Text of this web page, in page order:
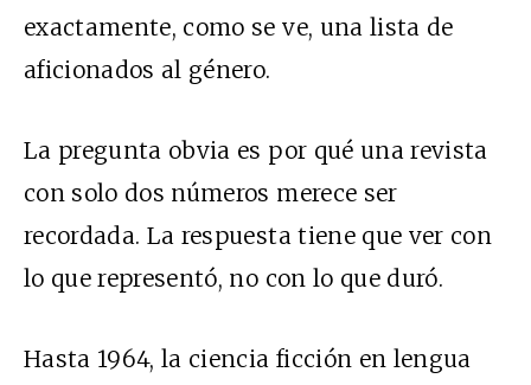
exactamente, como se ve, una lista de
aficionados al género.
La pregunta obvia es por qué una revista
con solo dos números merece ser
recordada. La respuesta tiene que ver con
lo que representó, no con lo que duró.
Hasta 1964, la ciencia ficción en lengua